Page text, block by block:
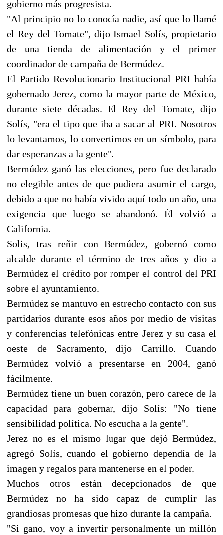
gobierno más progresista.
"Al principio no lo conocía nadie, así que lo llamé
el Rey del Tomate", dijo Ismael Solís, propietario
de una tienda de alimentación y el primer
coordinador de campaña de Bermúdez.
El Partido Revolucionario Institucional PRI había
gobernado Jerez, como la mayor parte de México,
durante siete décadas. El Rey del Tomate, dijo
Solís, "era el tipo que iba a sacar al PRI. Nosotros
lo levantamos, lo convertimos en un símbolo, para
dar esperanzas a la gente".
Bermúdez ganó las elecciones, pero fue declarado
no elegible antes de que pudiera asumir el cargo,
debido a que no había vivido aquí todo un año, una
exigencia que luego se abandonó. Él volvió a
California.
Solis, tras reñir con Bermúdez, gobernó como
alcalde durante el término de tres años y dio a
Bermúdez el crédito por romper el control del PRI
sobre el ayuntamiento.
Bermúdez se mantuvo en estrecho contacto con sus
partidarios durante esos años por medio de visitas
y conferencias telefónicas entre Jerez y su casa el
oeste de Sacramento, dijo Carrillo. Cuando
Bermúdez volvió a presentarse en 2004, ganó
fácilmente.
Bermúdez tiene un buen corazón, pero carece de la
capacidad para gobernar, dijo Solís: "No tiene
sensibilidad política. No escucha a la gente".
Jerez no es el mismo lugar que dejó Bermúdez,
agregó Solís, cuando el gobierno dependía de la
imagen y regalos para mantenerse en el poder.
Muchos otros están decepcionados de que
Bermúdez no ha sido capaz de cumplir las
grandiosas promesas que hizo durante la campaña.
"Si gano, voy a invertir personalmente un millón